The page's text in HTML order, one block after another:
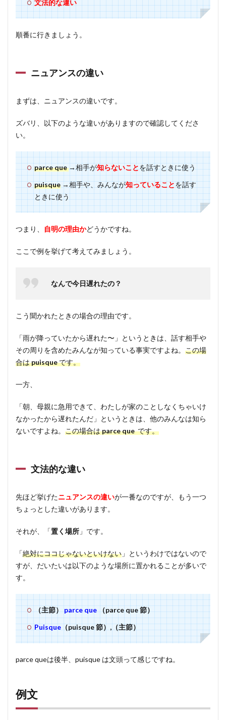
文法的な違い
順番に行きましょう。
ニュアンスの違い
まずは、ニュアンスの違いです。
ズバリ、以下のような違いがありますので確認してくださ
い。
parce que→相手が知らないことを話すときに使う
puisque→相手や、みんなが知っていることを話す
ときに使う
つまり、 自明の理由かどうかですね。
ここで例を挙げて考えてみましょう。
なんで今日遅れたの？
こう聞かれたときの場合の理由です。
「雨が降っていたから遅れた〜」というときは、話す相手や
その周りを含めたみんなが知っている事実ですよね。 この場
合はpuisqueです。
一方、
「朝、母親に急用できて、わたしが家のことしなくちゃいけ
なかったから遅れたんだ」というときは、他のみんなは知ら
ないですよね。 この場合はparce queです。
文法的な違い
先ほど挙げたニュアンスの違いが一番なのですが、もう一つ
ちょっとした違いがあります。
それが、「置く場所 」です。
「絶対にココじゃないといけない 」というわけではないので
すが、だいたいは以下のような場所に置かれることが多いで
す。
（主節）parce que（parce que 節）
Puisque（puisque 節）,（主節）
parce queは後半、puisque は文頭って感じですね。
例文